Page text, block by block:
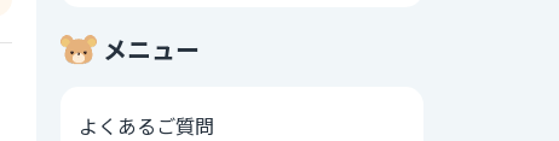
メニュー
よくあるご質問